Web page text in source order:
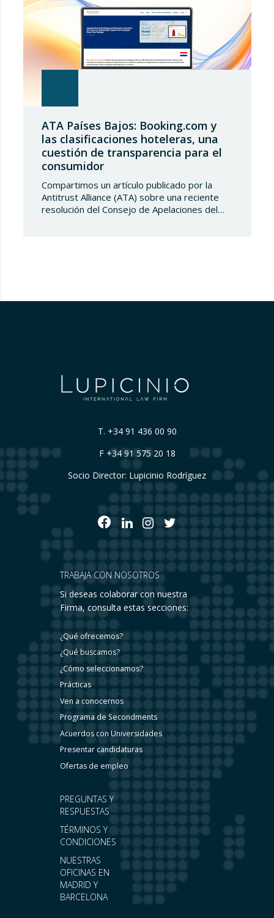
ATA Países Bajos: Booking.com y
las clasificaciones hoteleras, una
cuestión de transparencia para el
consumidor
Compartimos un artículo publicado por la
Antitrust Alliance (ATA) sobre una reciente
resolución del Consejo de Apelaciones del
T. +34 91 436 00 90
F +34 91 575 20 18
Socio Director: Lupicinio Rodríguez
PREGUNTAS Y
RESPUESTAS
TÉRMINOS Y
CONDICIONES
NUESTRAS
OFICINAS EN
MADRID Y
BARCELONA
TRABAJA CON NOSOTROS
Si deseas colaborar con nuestra
Firma, consulta estas secciones:
¿Qué ofrecemos?
¿Qué buscamos?
¿Cómo seleccionamos?
Prácticas
Ven a conocernos
Programa de Secondments
Acuerdos con Universidades
Presentar candidaturas
Ofertas de empleo